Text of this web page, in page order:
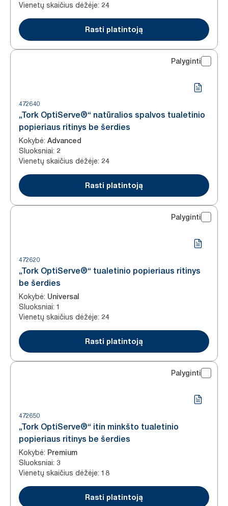
Vienetų skaičius dėžėje: 24
Rasti platintoją
Palyginti
472640
„Tork OptiServe®“ natūralios spalvos tualetinio
popieriaus ritinys be šerdies
Kokybė: Advanced
Sluoksniai: 2
Vienetų skaičius dėžėje: 24
Rasti platintoją
Palyginti
472620
„Tork OptiServe®“ tualetinio popieriaus ritinys
be šerdies
Kokybė: Universal
Sluoksniai: 1
Vienetų skaičius dėžėje: 24
Rasti platintoją
Palyginti
472650
„Tork OptiServe®“ itin minkšto tualetinio
popieriaus ritinys be šerdies
Kokybė: Premium
Sluoksniai: 3
Vienetų skaičius dėžėje: 18
Rasti platintoją